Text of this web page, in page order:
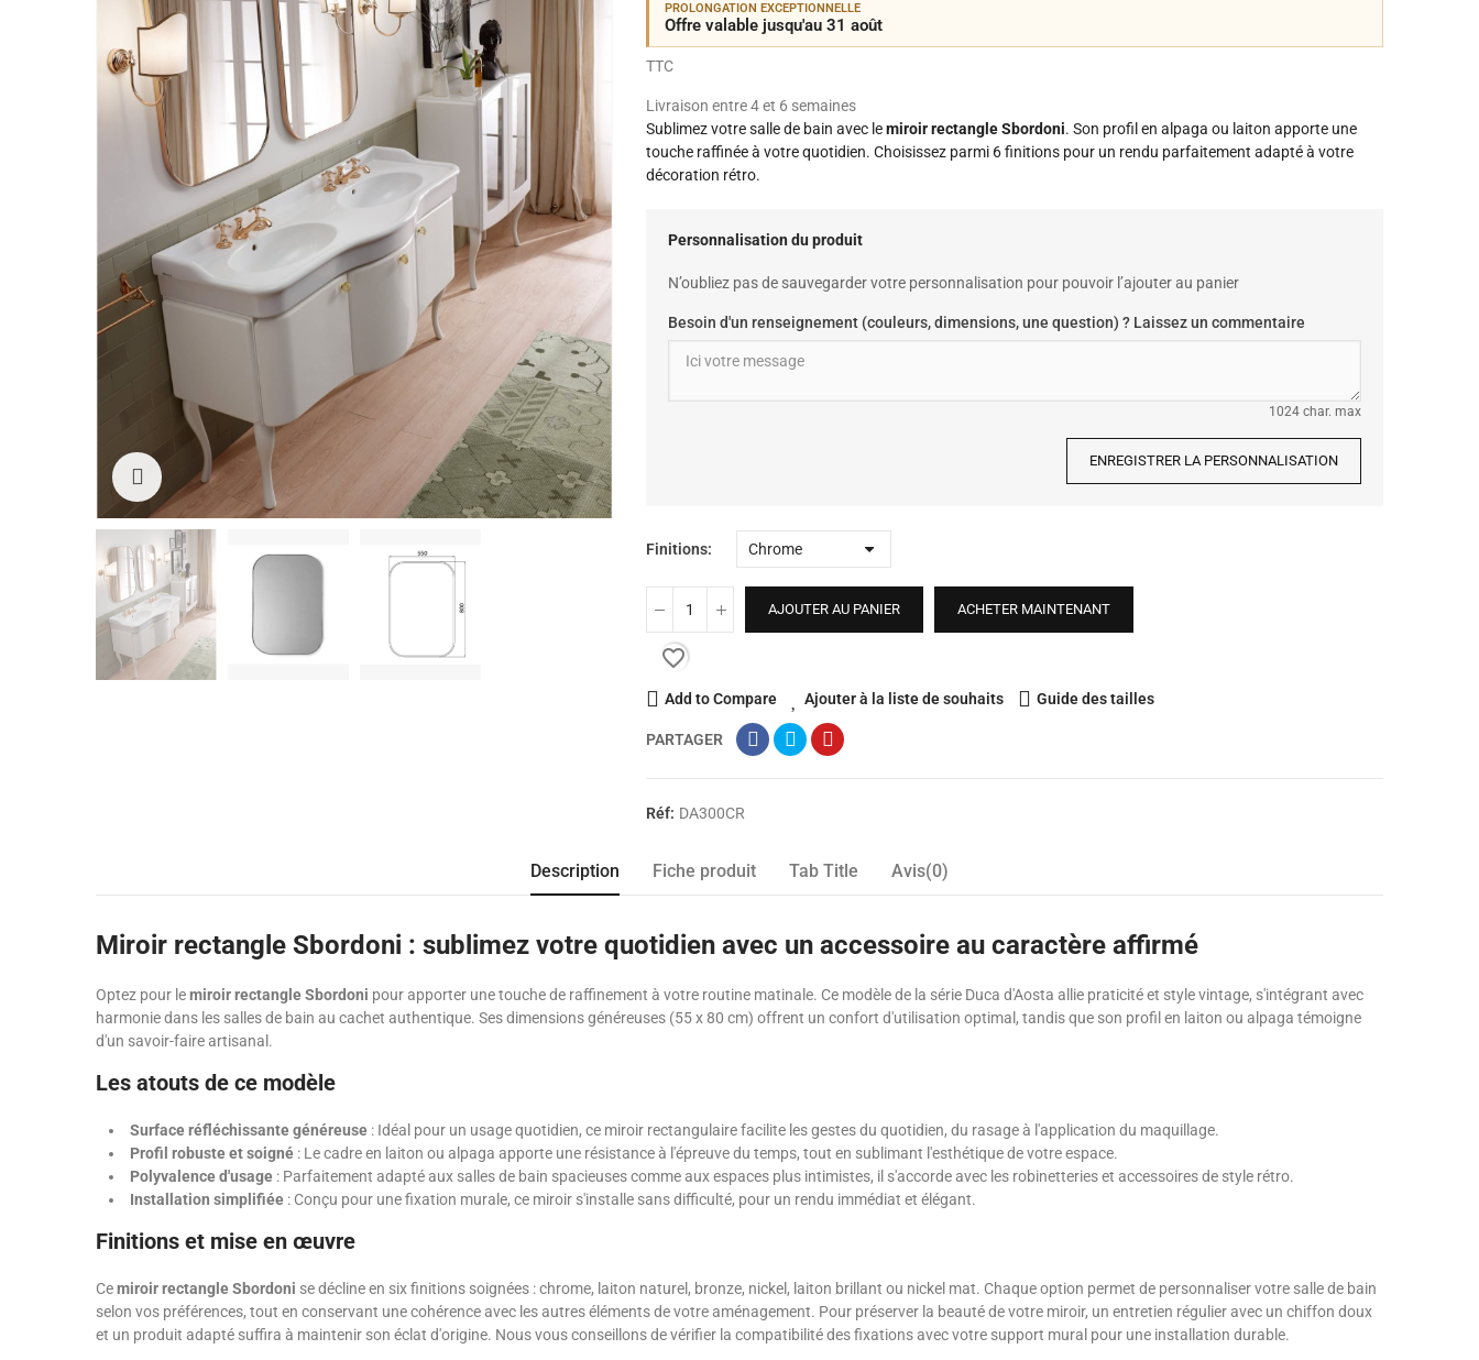
Cliquez pour agrandir
PROLONGATION EXCEPTIONNELLE
Offre valable jusqu'au 31 août
TTC
Livraison entre 4 et 6 semaines
Sublimez votre salle de bain avec lemiroir rectangle Sbordoni. Son profil en alpaga ou laiton apporte une
touche raffinée à votre quotidien. Choisissez parmi 6 finitions pour un rendu parfaitement adapté à votre
décoration rétro.
Personnalisation du produit
N’oubliez pas de sauvegarder votre personnalisation pour pouvoir l’ajouter au panier
Besoin d'un renseignement (couleurs, dimensions, une question) ? Laissez un commentaire
1024 char. max
ENREGISTRER LA PERSONNALISATION
Finitions
AJOUTER AU PANIER ACHETER MAINTENANT
favorite_border
Add to Compare Ajouter à la liste de souhaits Guide des tailles
PARTAGER
Réf: DA300CR
Description Fiche produit Tab Title Avis(0)
Miroir rectangle Sbordoni : sublimez votre quotidien avec un accessoire au caractère affirmé
Optez pour lemiroir rectangle Sbordoni pour apporter une touche de raffinement à votre routine matinale. Ce modèle de la série Duca d'Aosta allie praticité et style vintage, s'intégrant avec
harmonie dans les salles de bain au cachet authentique. Ses dimensions généreuses (55 x 80 cm) offrent un confort d'utilisation optimal, tandis que son profil en laiton ou alpaga témoigne
d'un savoir-faire artisanal.
Les atouts de ce modèle
Surface réfléchissante généreuse : Idéal pour un usage quotidien, ce miroir rectangulaire facilite les gestes du quotidien, du rasage à l'application du maquillage.
Profil robuste et soigné : Le cadre en laiton ou alpaga apporte une résistance à l'épreuve du temps, tout en sublimant l'esthétique de votre espace.
Polyvalence d'usage : Parfaitement adapté aux salles de bain spacieuses comme aux espaces plus intimistes, il s'accorde avec les robinetteries et accessoires de style rétro.
Installation simplifiée : Conçu pour une fixation murale, ce miroir s'installe sans difficulté, pour un rendu immédiat et élégant.
Finitions et mise en œuvre
Cemiroir rectangle Sbordoni se décline en six finitions soignées : chrome, laiton naturel, bronze, nickel, laiton brillant ou nickel mat. Chaque option permet de personnaliser votre salle de bain
selon vos préférences, tout en conservant une cohérence avec les autres éléments de votre aménagement. Pour préserver la beauté de votre miroir, un entretien régulier avec un chiffon doux
et un produit adapté suffira à maintenir son éclat d'origine. Nous vous conseillons de vérifier la compatibilité des fixations avec votre support mural pour une installation durable.